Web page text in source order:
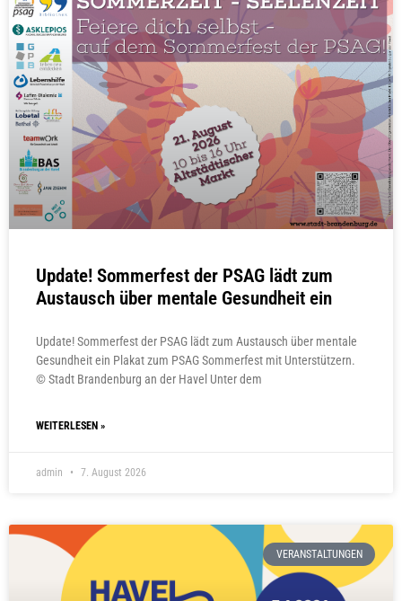
Update! Sommerfest der PSAG lädt zum
Austausch über mentale Gesundheit ein
Update! Sommerfest der PSAG lädt zum Austausch über mentale
Gesundheit ein Plakat zum PSAG Sommerfest mit Unterstützern.
© Stadt Brandenburg an der Havel Unter dem
WEITERLESEN »
admin 7. August 2026
VERANSTALTUNGEN